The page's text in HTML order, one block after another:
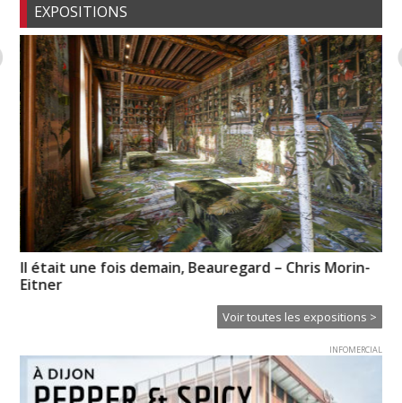
EXPOSITIONS
Il était une fois demain, Beauregard – Chris Morin-
Eitner
Voir toutes les expositions >
INFOMERCIAL